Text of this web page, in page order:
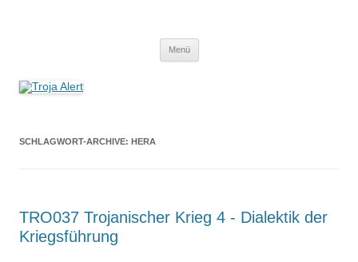
Menü
SCHLAGWORT-ARCHIVE: HERA
TRO037 Trojanischer Krieg 4 - Dialektik der
Kriegsführung